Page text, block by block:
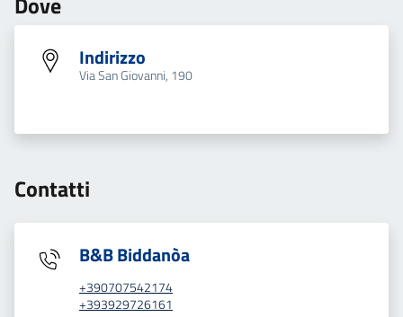
Indirizzo
Via San Giovanni, 190
Contatti
B&B Biddanòa
+390707542174
+393929726161